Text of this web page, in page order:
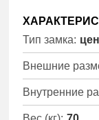
Тип замка:
Внешние
Внутренние